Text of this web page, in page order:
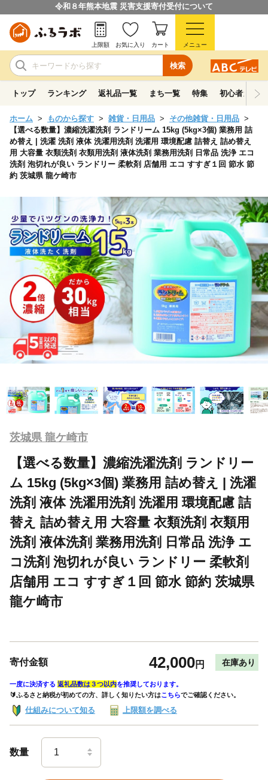
令和８年熊本地震 災害支援寄付受付について
検索
上限額 お気に入り カート メニュー
トップ ランキング 返礼品一覧 まち一覧 特集 初心者ガイド
ホーム ものから探す 雑貨・日用品
その他雑貨・日用品
【選べる数量】濃縮洗濯洗剤 ランドリーム 15kg (5kg×3個) 業務用 詰
め替え | 洗濯 洗剤 液体 洗濯用洗剤 洗濯用 環境配慮 詰替え 詰め替え
用 大容量 衣類洗剤 衣類用洗剤 液体洗剤 業務用洗剤 日常品 洗浄 エコ
洗剤 泡切れが良い ランドリー 柔軟剤 店舗用 エコ すすぎ１回 節水 節
約 茨城県 龍ケ崎市
茨城県 龍ケ崎市
【選べる数量】濃縮洗濯洗剤 ランドリー
ム 15kg (5kg×3個) 業務用 詰め替え | 洗濯
洗剤 液体 洗濯用洗剤 洗濯用 環境配慮 詰
替え 詰め替え用 大容量 衣類洗剤 衣類用
洗剤 液体洗剤 業務用洗剤 日常品 洗浄 エ
コ洗剤 泡切れが良い ランドリー 柔軟剤
店舗用 エコ すすぎ１回 節水 節約 茨城県
龍ケ崎市
寄付金額 42,000円 在庫あり
一度に決済する 返礼品数は３つ以内を推奨しております。
🔰ふるさと納税が初めての方、詳しく知りたい方はこちらでご確認ください。
仕組みについて知る 上限額を調べる
数量